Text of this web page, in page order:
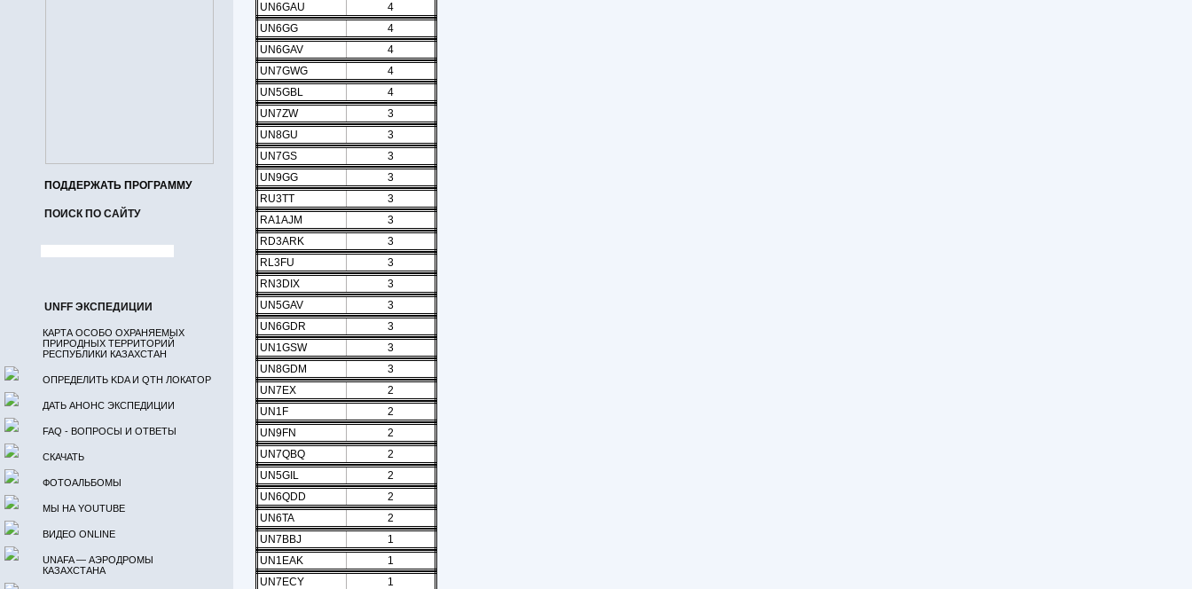
ПОДДЕРЖАТЬ ПРОГРАММУ
ПОИСК ПО САЙТУ
UNFF ЭКСПЕДИЦИИ
КАРТА ОСОБО ОХРАНЯЕМЫХ
ПРИРОДНЫХ ТЕРРИТОРИЙ
РЕСПУБЛИКИ КАЗАХСТАН
ОПРЕДЕЛИТЬ KDA И QTH ЛОКАТОР
ДАТЬ АНОНС ЭКСПЕДИЦИИ
FAQ - ВОПРОСЫ И ОТВЕТЫ
СКАЧАТЬ
ФОТОАЛЬБОМЫ
МЫ НА YOUTUBE
ВИДЕО ONLINE
UNAFA — АЭРОДРОМЫ
КАЗАХСТАНА
UN6GAU
4
UN6GG
4
UN6GAV
4
UN7GWG
4
UN5GBL
4
UN7ZW
3
UN8GU
3
UN7GS
3
UN9GG
3
RU3TT
3
RA1AJM
3
RD3ARK
3
RL3FU
3
RN3DIX
3
UN5GAV
3
UN6GDR
3
UN1GSW
3
UN8GDM
3
UN7EX
2
UN1F
2
UN9FN
2
UN7QBQ
2
UN5GIL
2
UN6QDD
2
UN6TA
2
UN7BBJ
1
UN1EAK
1
UN7ECY
1